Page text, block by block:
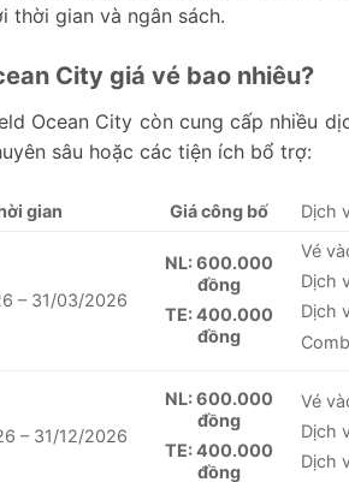
thời gian và ngân sách.
City giá vé bao nhiêu?
Ocean City còn cung cấp nhiều
sâu hoặc các tiện ích bổ trợ:
gian Giá công bố Dịch
– 31/03/2026
NL: 600.000
đồng
TE: 400.000
đồng
Vé
Dịch
Dịch
– 31/12/2026
NL: 600.000
đồng
TE: 400.000
đồng
Vé
Dịch
Dịch